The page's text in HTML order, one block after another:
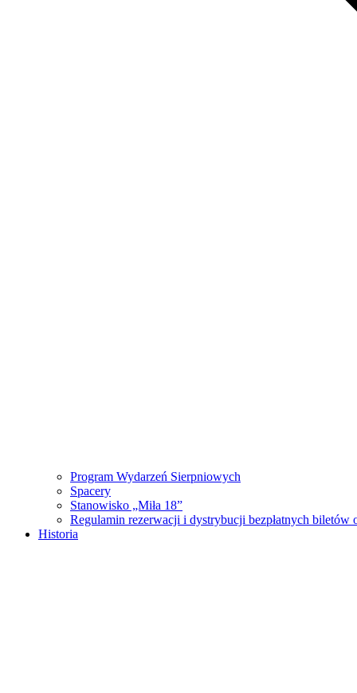
Program Wydarzeń Sierpniowych
Spacery
Stanowisko „Miła 18”
Regulamin rezerwacji i dystrybucji bezpłatnych
Historia